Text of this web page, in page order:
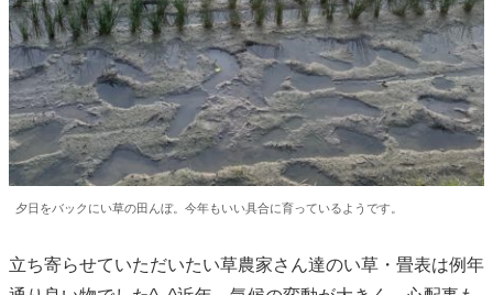
夕日をバックにい草の田んぼ。今年もいい具合に育っているようです。
立ち寄らせていただいたい草農家さん達のい草・畳表は例年